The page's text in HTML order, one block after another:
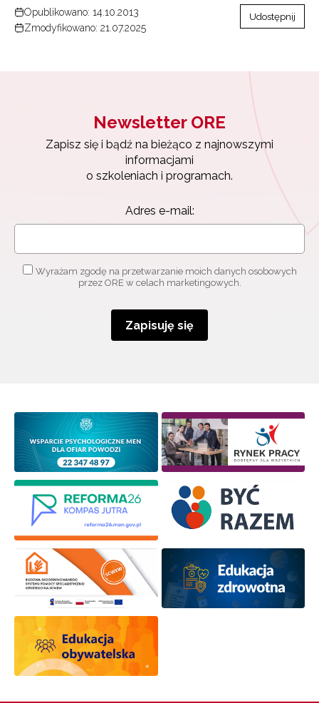
Opublikowano: 14.10.2013
Zmodyfikowano: 21.07.2025
Udostępnij
Newsletter ORE
Zapisz się i bądź na bieżąco z najnowszymi
informacjami
o szkoleniach i programach.
Adres e-mail:
Wyrażam zgodę na przetwarzanie moich danych osobowych
przez ORE w celach marketingowych.
Zapisuję się